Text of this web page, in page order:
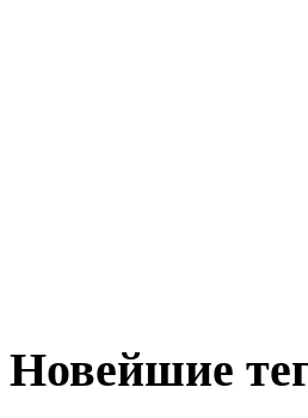
Новейшие